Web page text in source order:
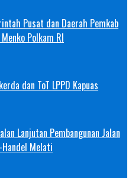
Pusat dan Daerah Pemkab
Polkam RI
dan ToT LPPD Kapuas
Lanjutan Pembangunan Jalan
Melati